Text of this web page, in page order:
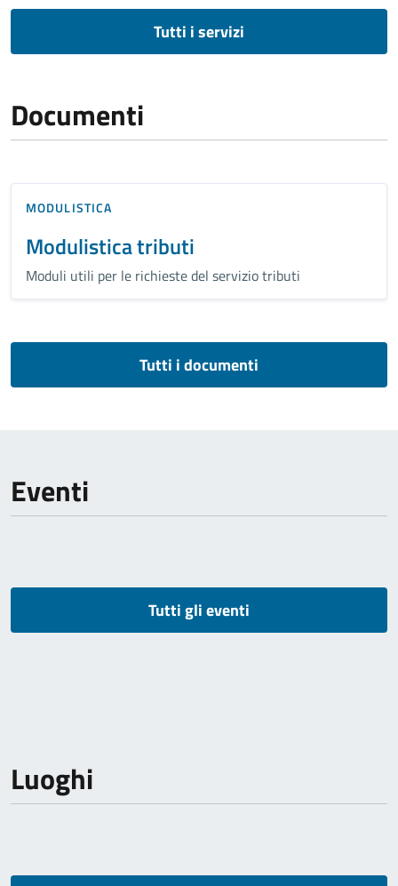
Tutti i servizi
Documenti
MODULISTICA
Modulistica tributi
Moduli utili per le richieste del servizio tributi
Tutti i documenti
Eventi
Tutti gli eventi
Luoghi